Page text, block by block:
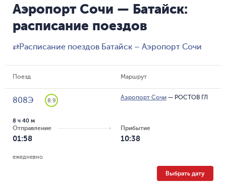
Аэропорт Сочи — Батайск:
расписание поездов
⇄Расписание поездов Батайск – Аэропорт Сочи
Поезд Маршрут
808Э 8.9 Аэропорт Сочи — РОСТОВ ГЛ
Отправление
01:58
8 ч 40 м
Прибытие
10:38
ежедневно
Выбрать дату